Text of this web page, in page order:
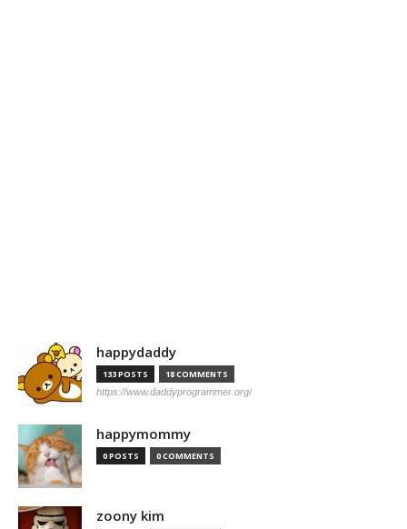
happydaddy
133 POSTS 18 COMMENTS
https://www.daddyprogrammer.org/
happymommy
0 POSTS 0 COMMENTS
zoony kim